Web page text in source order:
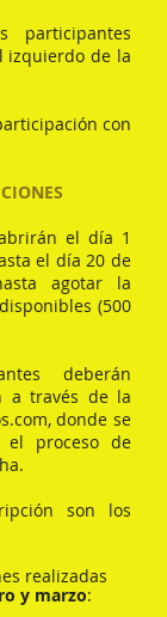
participantes
izquierdo de la
con
el día 1
el día 20 de
agotar la
(500
deberán
a través de la
, donde se
el proceso de
son los
realizadas
y marzo: